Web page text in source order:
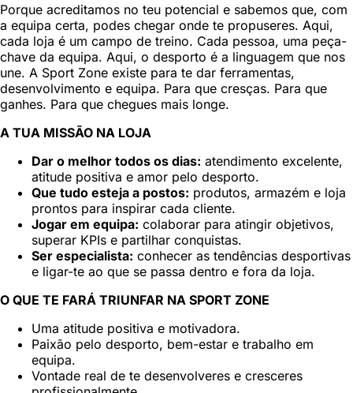
Porque acreditamos no teu potencial e sabemos que, com
a equipa certa, podes chegar onde te propuseres. Aqui,
cada loja é um campo de treino. Cada pessoa, uma peça-
chave da equipa. Aqui, o desporto é a linguagem que nos
une. A Sport Zone existe para te dar ferramentas,
desenvolvimento e equipa. Para que cresças. Para que
ganhes. Para que chegues mais longe.
A TUA MISSÃO NA LOJA
Dar o melhor todos os dias: atendimento excelente,
atitude positiva e amor pelo desporto.
Que tudo esteja a postos: produtos, armazém e loja
prontos para inspirar cada cliente.
Jogar em equipa: colaborar para atingir objetivos,
superar KPIs e partilhar conquistas.
Ser especialista: conhecer as tendências desportivas
e ligar-te ao que se passa dentro e fora da loja.
O QUE TE FARÁ TRIUNFAR NA SPORT ZONE
Uma atitude positiva e motivadora.
Paixão pelo desporto, bem-estar e trabalho em
equipa.
Vontade real de te desenvolveres e cresceres